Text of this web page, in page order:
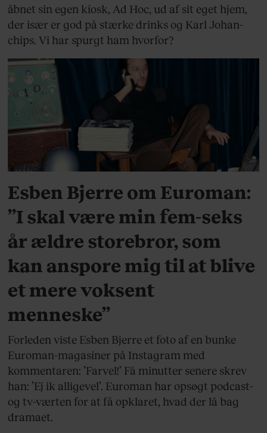
åbnet sin egen kiosk, Ad Hoc, ud af sit eget hjem,
der især er god på stærke drinks og Karl Johan-
chips. Vi har spurgt ham hvorfor?
LIVSSTIL
Esben Bjerre om Euroman:
”I skal være min fem-seks
år ældre storebror, som
kan anspore mig til at blive
et mere voksent
menneske”
Forleden viste Esben Bjerre et foto af en bunke
Euroman-magasiner på Instagram med
kommentaren: ’Farvel!’ Få minutter senere skrev
han: ’Ej ik alligevel’. Euroman har opsøgt podcast-
og tv-værten for at få opklaret, hvad der lå bag
dramaet.